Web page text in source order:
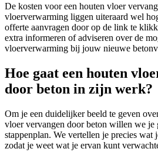
De kosten voor een houten vloer
vloerverwarming liggen uiteraard wel
offerte aanvragen door op de link te
extra informeren of adviseren over de
vloerverwarming bij jouw nieuwe
Hoe gaat een houten
door beton in zijn werk?
Om je een duidelijker beeld te geven
vloer vervangen door beton willen we je
stappenplan. We vertellen je precies wat
zodat je weet wat je ervan kunt